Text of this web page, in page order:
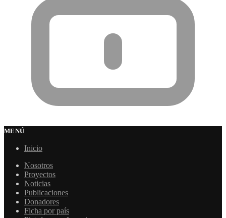
MENÚ
Inicio
Nosotros
Proyectos
Noticias
Publicaciones
Donadores
Ficha por país